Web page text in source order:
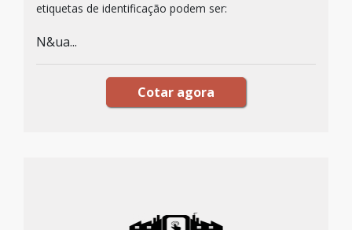
etiquetas de identificação podem ser:
N&ua...
Cotar agora